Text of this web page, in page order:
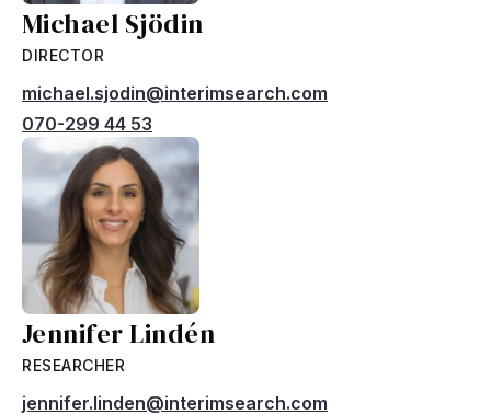
Michael Sjödin
DIRECTOR
michael.sjodin@interimsearch.com
070-299 44 53
Jennifer Lindén
RESEARCHER
jennifer.linden@interimsearch.com